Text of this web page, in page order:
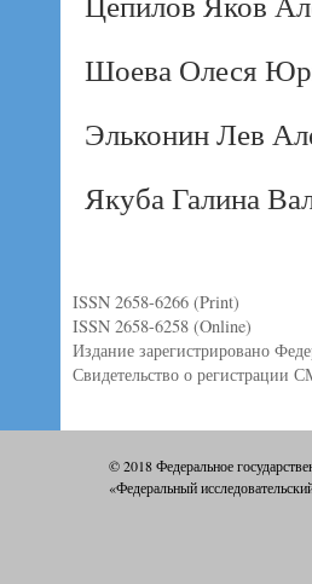
Шоева Олеся
Эльконин Лев
Якуба Галина
ISSN 2658-6266 (Print)
ISSN 2658-6258 (Online)
Издание зарегистрировано
Свидетельство о
© 2018 Федеральное
«Федеральный